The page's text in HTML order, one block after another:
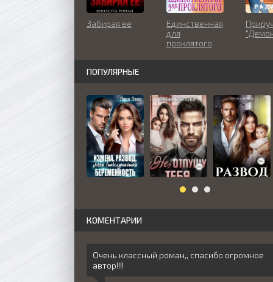
Забирая ее
Единственная
для
проклятого
ПОПУЛЯРНЫЕ
КОМЕНТАРИИ
Очень классный роман,, спасибо огромное
автор!!!!